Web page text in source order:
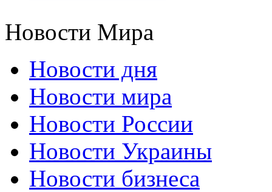
Новости Мира
Новости дня
Новости мира
Новости России
Новости Украины
Новости бизнеса